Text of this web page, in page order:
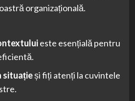
organizațională.
este esențială pentru
situațieși fiți atenți la cuvintele